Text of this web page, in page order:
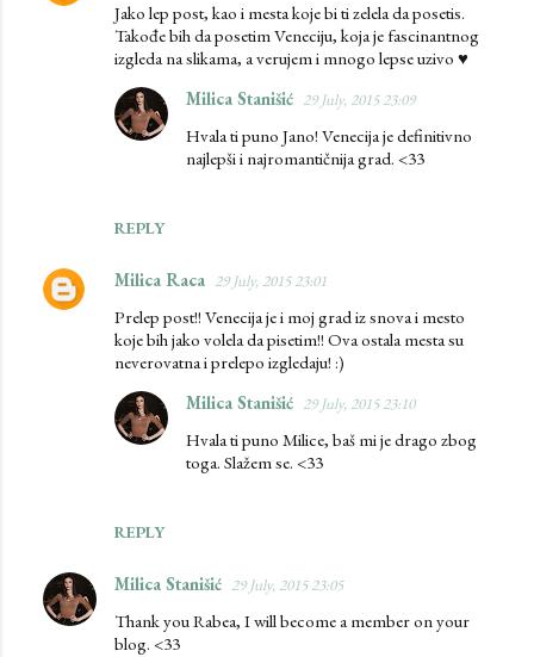
Jako lep post, kao i mesta koje bi ti zelela da posetis.
Takođe bih da posetim Veneciju, koja je fascinantnog
izgleda na slikama, a verujem i mnogo lepse uzivo ♥
REPLY
Milica Stanišić 29 July, 2015 23:09
Hvala ti puno Jano! Venecija je definitivno
najlepši i najromantičnija grad. <33
Milica Raca 29 July, 2015 23:01
Prelep post!! Venecija je i moj grad iz snova i mesto
koje bih jako volela da pisetim!! Ova ostala mesta su
neverovatna i prelepo izgledaju! :)
REPLY
Milica Stanišić 29 July, 2015 23:10
Hvala ti puno Milice, baš mi je drago zbog
toga. Slažem se. <33
Milica Stanišić 29 July, 2015 23:05
Thank you Rabea, I will become a member on your
blog. <33